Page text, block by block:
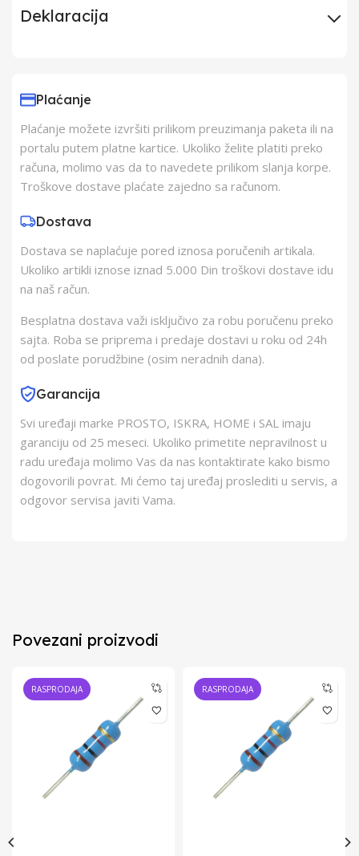
Deklaracija
Proizvođač
Schukat Electronic
gmbh
Zemlja Uvoza Kina
Plaćanje
Plaćanje možete izvršiti prilikom preuzimanja paketa ili na
portalu putem platne kartice. Ukoliko želite platiti preko
računa, molimo vas da to navedete prilikom slanja korpe.
Troškove dostave plaćate zajedno sa računom.
Dostava
Dostava se naplaćuje pored iznosa poručenih artikala.
Ukoliko artikli iznose iznad 5.000 Din troškovi dostave idu
na naš račun.
Besplatna dostava važi isključivo za robu poručenu preko
sajta. Roba se priprema i predaje dostavi u roku od 24h
od poslate porudžbine (osim neradnih dana).
Garancija
Svi uređaji marke PROSTO, ISKRA, HOME i SAL imaju
garanciju od 25 meseci. Ukoliko primetite nepravilnost u
radu uređaja molimo Vas da nas kontaktirate kako bismo
dogovorili povrat. Mi ćemo taj uređaj proslediti u servis, a
odgovor servisa javiti Vama.
Povezani proizvodi
RASPRODAJA RASPRODAJA